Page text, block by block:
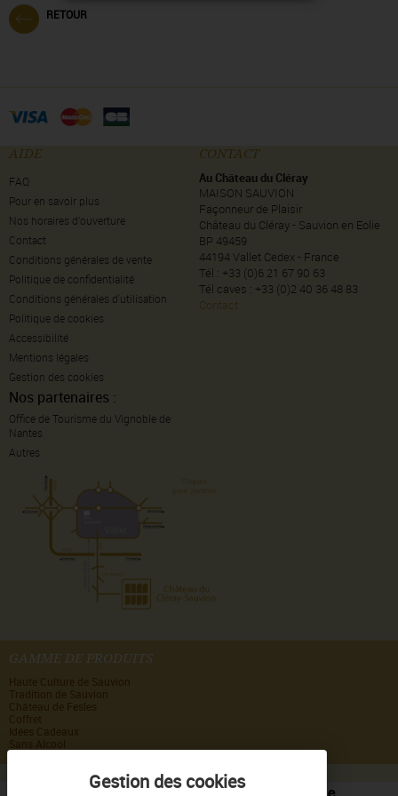
RETOUR
AIDE
FAQ
Pour en savoir plus
Nos horaires d’ouverture
Contact
Conditions générales de vente
Politique de confidentialité
Conditions générales d'utilisation
Politique de cookies
Accessibilité
Mentions légales
Gestion des cookies
Nos partenaires :
Office de Tourisme du Vignoble de
Nantes
Autres
CONTACT
Au Château du Cléray
MAISON SAUVION
Façonneur de Plaisir
Château du Cléray - Sauvion en Eolie
BP 49459
44194 Vallet Cedex - France
Tél : +33 (0)6 21 67 90 63
Tél caves : +33 (0)2 40 36 48 83
Contact
GAMME DE PRODUITS